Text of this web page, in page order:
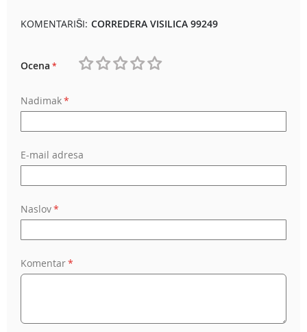
KOMENTARIŠI: CORREDERA VISILICA 99249
Ocena
Nadimak
E-mail adresa
Naslov
Komentar